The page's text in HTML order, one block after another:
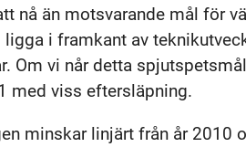
nå än motsvarande mål för
i framkant av
Om vi når detta
med viss eftersläpning.
minskar linjärt från år 2010